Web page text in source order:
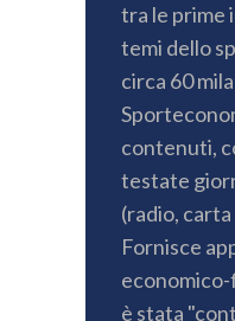
tra le prime
temi dello
circa 60
contenuti,
testate
(radio,
Fornisce
è stata